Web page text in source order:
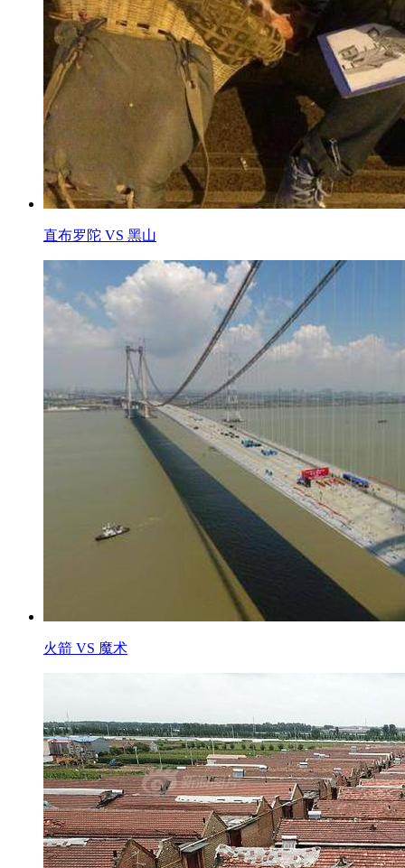
直布罗陀 VS 黑山
火箭 VS 魔术